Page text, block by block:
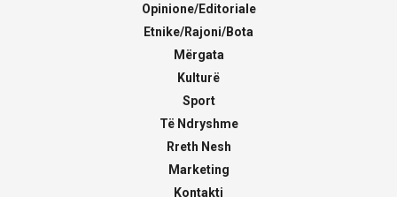
Opinione/Editoriale
Etnike/Rajoni/Bota
Mërgata
Kulturë
Sport
Të Ndryshme
Rreth Nesh
Marketing
Kontakti